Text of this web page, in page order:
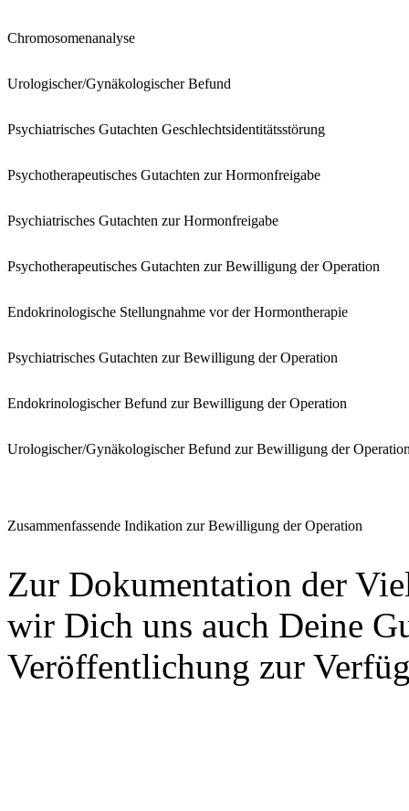
Chromosomenanalyse
Urologischer/Gynäkologischer Befund
Psychiatrisches Gutachten Geschlechtsidentitätsstörung
Psychotherapeutisches Gutachten zur Hormonfreigabe
Psychiatrisches Gutachten zur Hormonfreigabe
Psychotherapeutisches Gutachten zur Bewilligung der Operation
Endokrinologische Stellungnahme vor der Hormontherapie
Psychiatrisches Gutachten zur Bewilligung der Operation
Endokrinologischer Befund zur Bewilligung der Operation
Urologischer/Gynäkologischer Befund zur Bewilligung der
Zusammenfassende Indikation zur Bewilligung der Operation
Zur Dokumentation der
wir Dich uns auch Deine
Veröffentlichung zur